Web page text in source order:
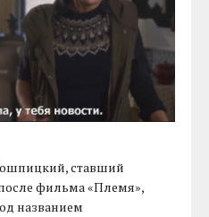
ставший
фильма «Племя»,
названием